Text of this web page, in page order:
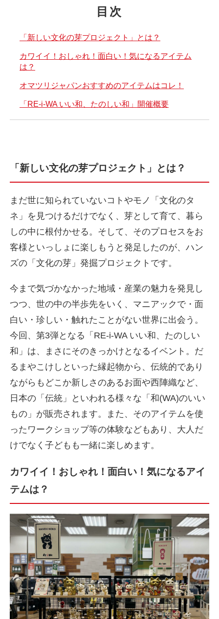
目次
「新しい文化の芽プロジェクト」とは？
カワイイ！おしゃれ！面白い！気になるアイテム
は？
オマツリジャパンおすすめのアイテムはコレ！
「RE-i-WA いい和、たのしい和」開催概要
「新しい文化の芽プロジェクト」とは？
まだ世に知られていないコトやモノ「文化のタ
ネ」を見つけるだけでなく、芽として育て、暮ら
しの中に根付かせる。そして、そのプロセスをお
客様といっしょに楽しもうと発足したのが、ハン
ズの「文化の芽」発掘プロジェクトです。
今まで気づかなかった地域・産業の魅力を発見し
つつ、世の中の半歩先をいく、マニアックで・面
白い・珍しい・触れたことがない世界に出会う。
今回、第3弾となる「RE-i-WA いい和、たのしい
和」は、まさにそのきっかけとなるイベント。だ
るまやこけしといった縁起物から、伝統的であり
ながらもどこか新しさのあるお面や西陣織など、
日本の「伝統」といわれる様々な「和(WA)のいい
もの」が販売されます。また、そのアイテムを使
ったワークショップ等の体験などもあり、大人だ
けでなく子どもも一緒に楽しめます。
カワイイ！おしゃれ！面白い！気になるアイ
テムは？